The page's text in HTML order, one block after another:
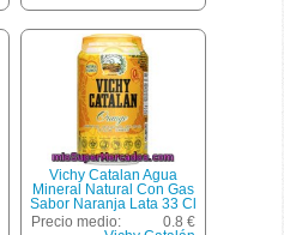
Vichy Catalan Agua
Mineral Natural Con Gas
Sabor Naranja Lata 33 Cl
Precio medio:
0.8 €